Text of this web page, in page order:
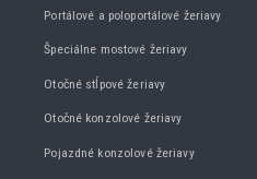
Portálové a poloportálové žeriavy
Špeciálne mostové žeriavy
Otočné stĺpové žeriavy
Otočné konzolové žeriavy
Pojazdné konzolové žeriavy